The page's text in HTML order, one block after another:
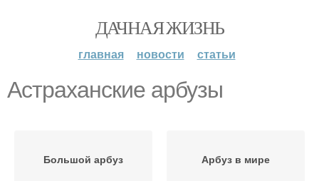
ДАЧНАЯ ЖИЗНЬ
главная новости статьи
Астраханские арбузы
Большой арбуз Арбуз в мире